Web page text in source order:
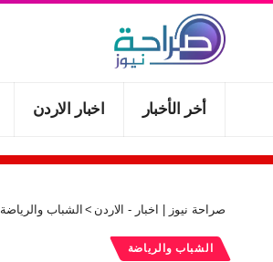
أخر الأخبار اخبار الاردن
صراحة نيوز | اخبار - الاردن > الشباب والرياضة
الشباب والرياضة